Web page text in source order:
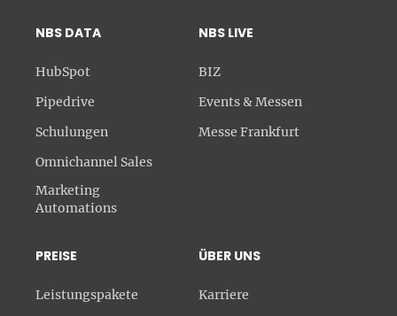
NBS DATA
HubSpot
Pipedrive
Schulungen
Omnichannel Sales
Marketing
Automations
NBS LIVE
BIZ
Events & Messen
Messe Frankfurt
PREISE
Leistungspakete
ÜBER UNS
Karriere